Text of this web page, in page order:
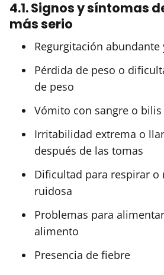
4.1. Signos y síntomas
más serio
Regurgitación
Pérdida de peso o
de peso
Vómito con sangre o bilis
Irritabilidad extrema o
después de las tomas
Dificultad para respirar o
ruidosa
Problemas para
alimento
Presencia de fiebre